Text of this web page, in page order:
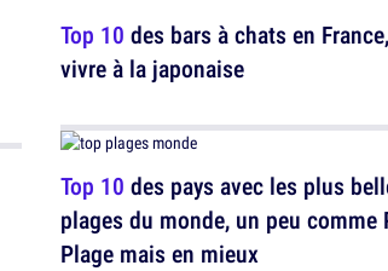
Top 10 des bars à chats en
vivre à la japonaise
Top 10 des pays avec les plus
plages du monde, un peu comme
Plage mais en mieux